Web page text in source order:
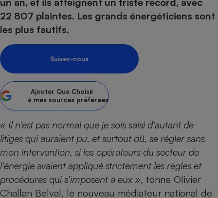
22 807 plaintes. Les grands énergéticiens sont
les plus fautifs.
Suivez-nous
Ajouter Que Choisir
à mes sources préférées
« Il n’est pas normal que je sois saisi d’autant de
litiges qui auraient pu, et surtout dû, se régler sans
mon intervention, si les opérateurs du secteur de
l’énergie avaient appliqué strictement les règles et
procédures qui s’imposent à eux », tonne Olivier
Challan Belval, le nouveau médiateur national de
Sécurité - Hygiène
Supermarché - Drive
Assurance
Banque - Crédit
Mutuelle
Circulation routière
Contrôle technique -
Moto
Comparateur auto
Supermarché - Drive
Comparatif
Comparatif plaque à
Comparatif aspirateur
Comparatif cafetière
Comparatif robot cuiseur
Comparatif centrale
Comparatif casque audio
Comparatif barre de son
Comparatif tablette
Image et son
Informatique
Crédit immobilier
Comparatif tondeuse
Comparatif poêle à
Aménagement
Bricolage - Jardinage
Chauffage
Produit d'entretien
Sécurité domestique
Système de santé -
Retraite
Choisir son fioul
Choisir son pellet
Comparateur assurance emprunteur
Tous les comparateurs
Toutes les cartes interactives
Speedtest - Testez le débit de votre
connexion Internet